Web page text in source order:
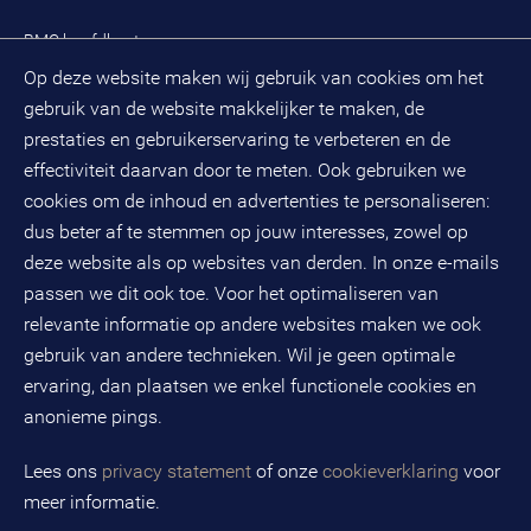
Op deze website maken wij gebruik van cookies om het
gebruik van de website makkelijker te maken, de
prestaties en gebruikerservaring te verbeteren en de
effectiviteit daarvan door te meten. Ook gebruiken we
cookies om de inhoud en advertenties te personaliseren:
dus beter af te stemmen op jouw interesses, zowel op
deze website als op websites van derden. In onze e-mails
passen we dit ook toe. Voor het optimaliseren van
relevante informatie op andere websites maken we ook
gebruik van andere technieken. Wil je geen optimale
ervaring, dan plaatsen we enkel functionele cookies en
anonieme pings.
Lees ons privacy statement of onze cookieverklaring voor
meer informatie.
Evenementen
BMC hoofdkantoor
(033) 496 52 00
Databankweg 26 D
3821 ALAmersfoort
Postbus 490
3800 AL Amersfoort
KvK-nummer: 32078667
BTW-nummer: NL808663598B01
Volg ons op social media
BMC is een geregistreerd handelsmerk van BMC groep B.V.
Copyright © 2026 BMC